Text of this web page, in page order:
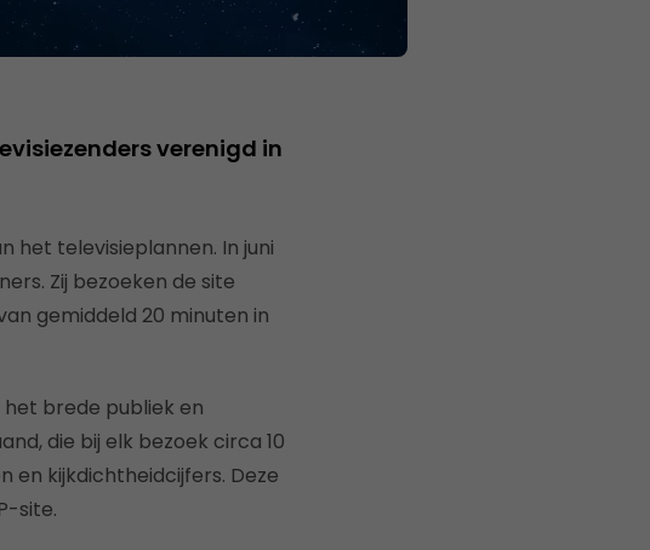
verenigd in
het televisieplannen. In juni
Zij bezoeken de site
gemiddeld 20 minuten in
brede publiek en
die bij elk bezoek circa 10
en kijkdichtheidcijfers. Deze
site.